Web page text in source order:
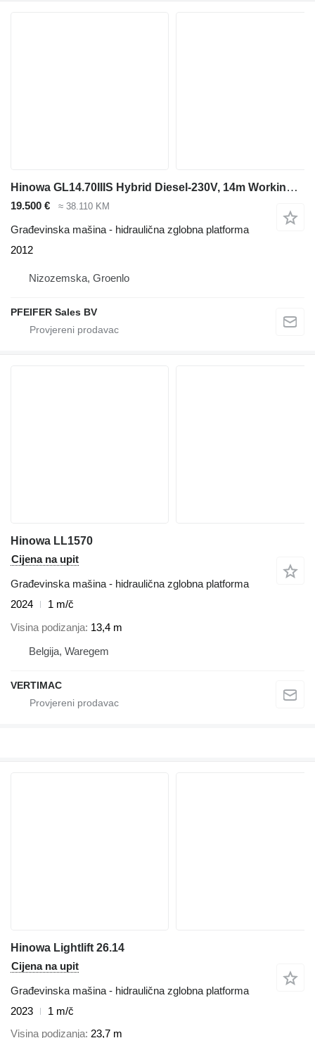
Hinowa GL14.70IIIS Hybrid Diesel-230V, 14m Working Heigth
19.500 € ≈ 38.110 KM
Građevinska mašina - hidraulična zglobna platforma
2012
Nizozemska, Groenlo
PFEIFER Sales BV
Hinowa LL1570
Cijena na upit
Građevinska mašina - hidraulična zglobna platforma
2024
1 m/č
Visina podizanja 13,4 m
Belgija, Waregem
VERTIMAC
Hinowa Lightlift 26.14
Cijena na upit
Građevinska mašina - hidraulična zglobna platforma
2023
1 m/č
Visina podizanja 23,7 m